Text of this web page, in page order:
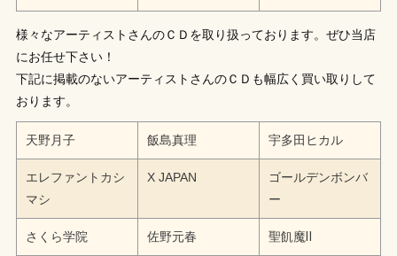
様々なアーティストさんのＣＤを取り扱っております。ぜひ当店
にお任せ下さい！
下記に掲載のないアーティストさんのＣＤも幅広く買い取りして
おります。
天野月子 飯島真理 宇多田ヒカル
エレファントカシ
マシ
X JAPAN
ゴールデンボンバ
ー
さくら学院 佐野元春 聖飢魔Ⅱ